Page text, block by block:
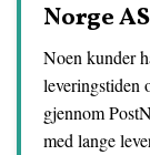
Norge
Noen kunder
leveringstiden
gjennom
med lange